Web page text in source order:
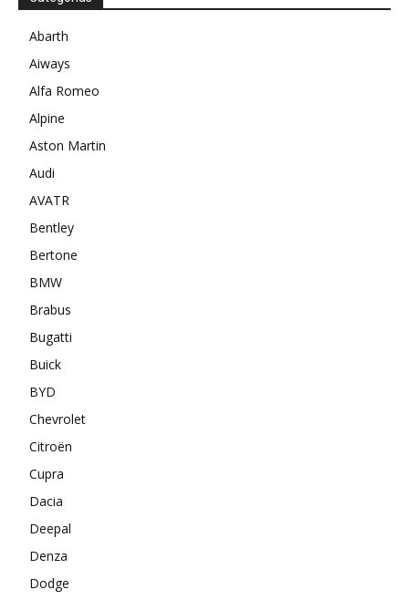
Abarth
Aiways
Alfa Romeo
Alpine
Aston Martin
Audi
AVATR
Bentley
Bertone
BMW
Brabus
Bugatti
Buick
BYD
Chevrolet
Citroën
Cupra
Dacia
Deepal
Denza
Dodge